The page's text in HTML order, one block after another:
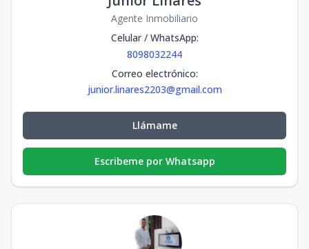
Agente Inmobiliario
Celular / WhatsApp:
8098032244
Correo electrónico:
junior.linares2203@gmail.com
Llámame
Escribeme por Whatsapp